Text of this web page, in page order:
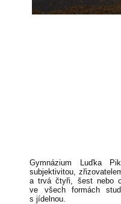
Gymnázium Luďka
subjektivitou,
a trvá čtyři, šest nebo
ve všech formách
s jídelnou.